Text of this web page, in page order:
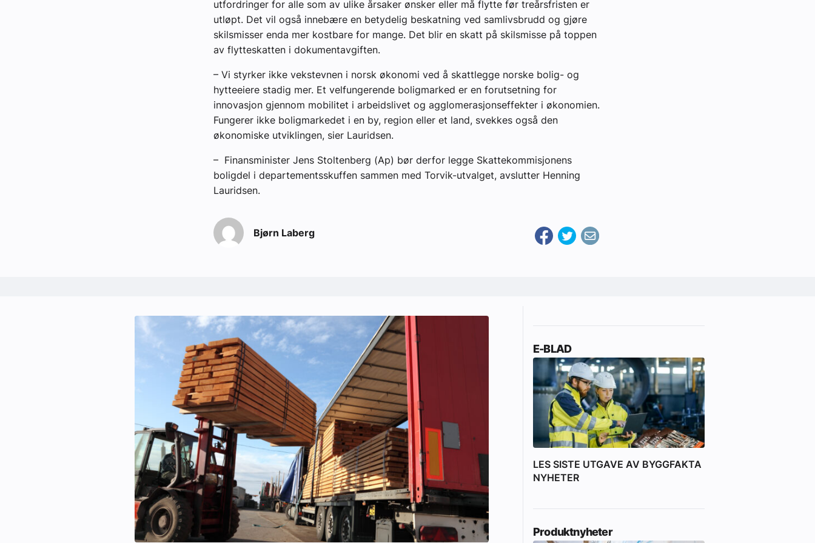
utfordringer for alle som av ulike årsaker ønsker eller må flytte før treårsfristen er
utløpt. Det vil også innebære en betydelig beskatning ved samlivsbrudd og gjøre
skilsmisser enda mer kostbare for mange. Det blir en skatt på skilsmisse på toppen
av flytteskatten i dokumentavgiften.
– Vi styrker ikke vekstevnen i norsk økonomi ved å skattlegge norske bolig- og
hytteeiere stadig mer. Et velfungerende boligmarked er en forutsetning for
innovasjon gjennom mobilitet i arbeidslivet og agglomerasjonseffekter i økonomien.
Fungerer ikke boligmarkedet i en by, region eller et land, svekkes også den
økonomiske utviklingen, sier Lauridsen.
– Finansminister Jens Stoltenberg (Ap) bør derfor legge Skattekommisjonens
boligdel i departementsskuffen sammen med Torvik-utvalget, avslutter Henning
Lauridsen.
Bjørn Laberg
E-BLAD
LES SISTE UTGAVE AV BYGGFAKTA
NYHETER
Produktnyheter